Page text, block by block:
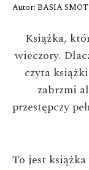
Autor: BASIA
Książka,
wieczory.
czyta
zabrzmi
przestępczy
To jest